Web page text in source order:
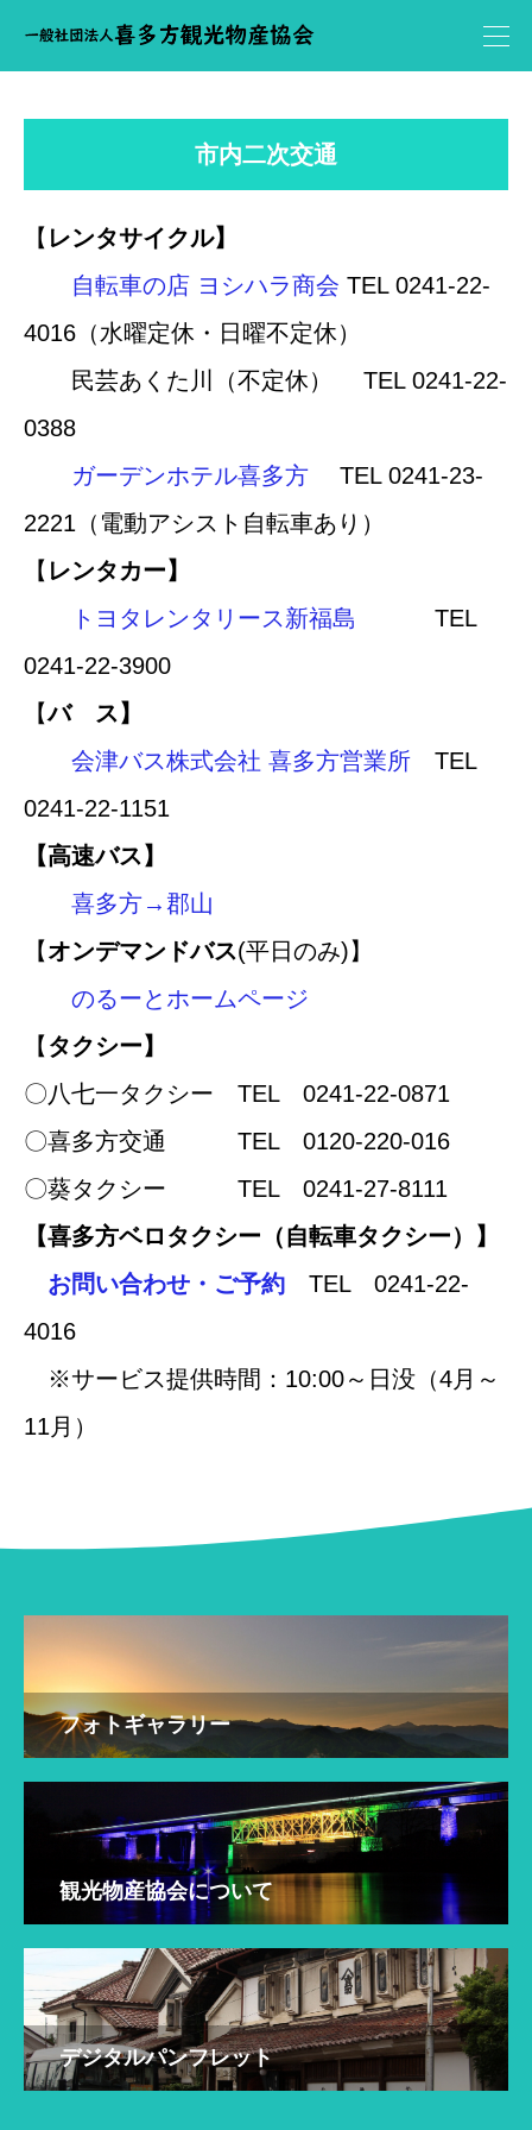
市内二次交通
【 レンタサイクル】
自転車の店 ヨシハラ商会 TEL 0241-22-
4016（水曜定休・日曜不定休）
民芸あくた川（不定休） TEL 0241-22-
0388
ガーデンホテル喜多方 TEL 0241-23-
2221（電動アシスト自転車あり）
【 レンタカー】
トヨタレンタリース新福島 TEL
0241-22-3900
【バ ス】
会津バス株式会社 喜多方営業所 TEL
0241-22-1151
【高速バス】
喜多方→郡山
【オンデマンドバス(平日のみ)】
のるーとホームページ
【 タクシー】
〇八七一タクシー TEL 0241-22-0871
〇喜多方交通 TEL 0120-220-016
〇葵タクシー TEL 0241-27-8111
【喜多方ベロタクシー（自転車タクシー）】
お問い合わせ・ご予約 TEL 0241-22-
4016
※サービス提供時間：10:00～日没（4月～
11月）
フォトギャラリー
観光物産協会について
デジタルパンフレット